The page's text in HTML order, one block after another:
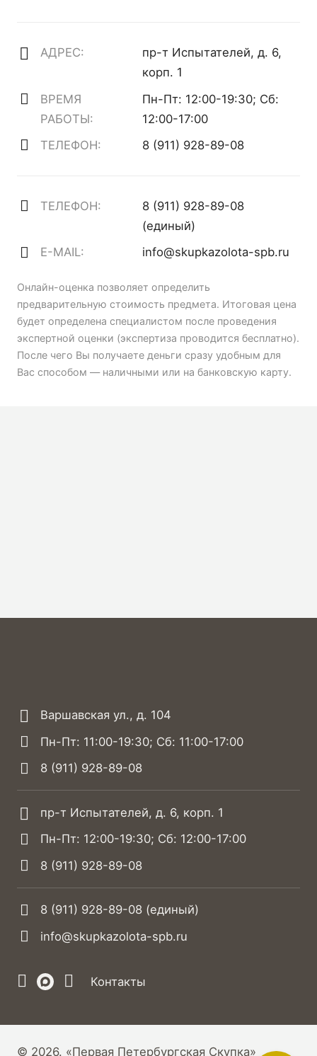
АДРЕС:
пр-т Испытателей, д. 6,
корп. 1
ВРЕМЯ
РАБОТЫ:
Пн-Пт: 12:00-19:30; Сб:
12:00-17:00
ТЕЛЕФОН:
8 (911) 928-89-08
ТЕЛЕФОН:
8 (911) 928-89-08
(единый)
E-MAIL:
info@skupkazolota-spb.ru
Онлайн-оценка позволяет определить
предварительную стоимость предмета. Итоговая цена
будет определена специалистом после проведения
экспертной оценки (экспертиза проводится бесплатно).
После чего Вы получаете деньги сразу удобным для
Вас способом — наличными или на банковскую карту.
Варшавская ул., д. 104
Пн-Пт: 11:00-19:30; Сб: 11:00-17:00
8 (911) 928-89-08
пр-т Испытателей, д. 6, корп. 1
Пн-Пт: 12:00-19:30; Сб: 12:00-17:00
8 (911) 928-89-08
8 (911) 928-89-08 (единый)
info@skupkazolota-spb.ru
Контакты
© 2026. «Первая Петербургская Скупка»